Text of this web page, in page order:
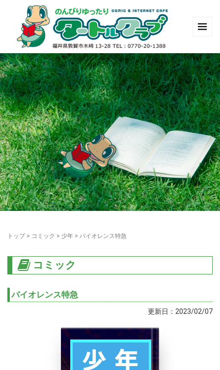
トップ> コミック > 少年 > バイオレンス特急
コミック
バイオレンス特急
更新日：2023/02/07